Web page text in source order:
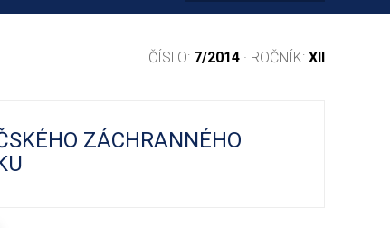
ČÍSLO: 7/2014 · ROČNÍK: XII
ZÁCHRANNÉHO